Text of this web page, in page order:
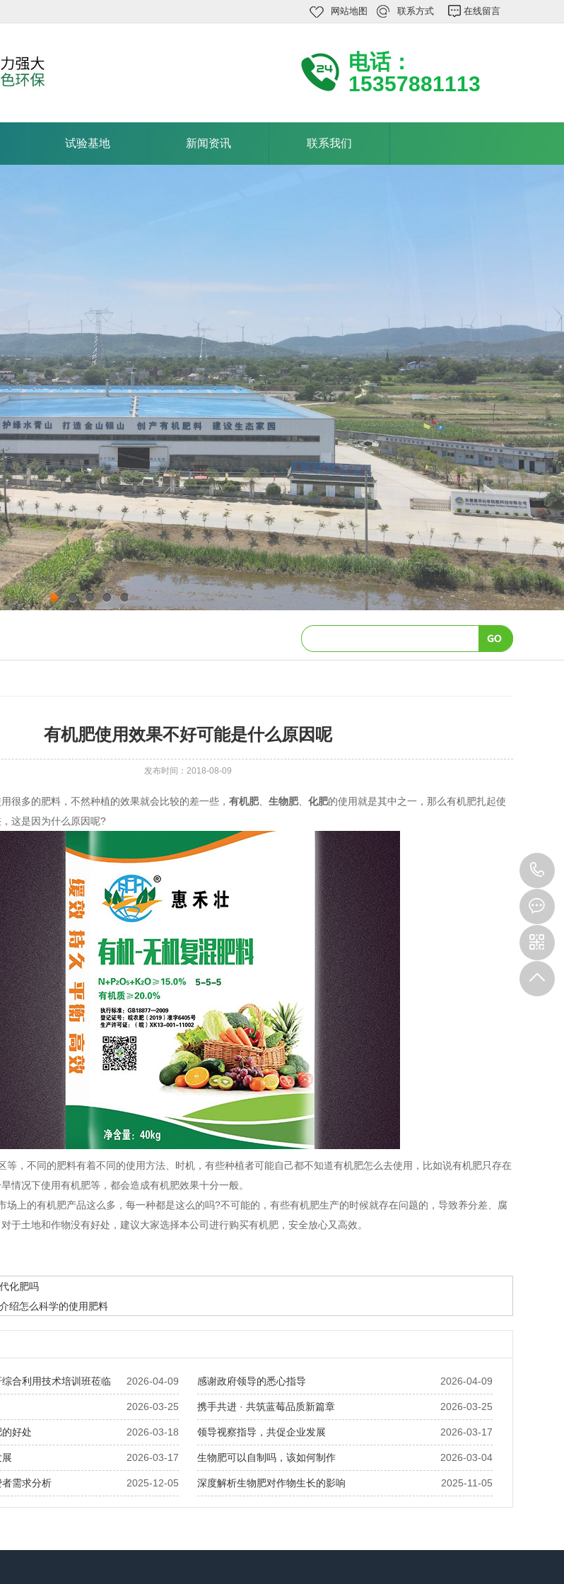
网站地图 联系方式 在线留言
电话：
15357881113
试验基地 新闻资讯 联系我们
1 2 3 4 5
有机肥使用效果不好可能是什么原因呢
发布时间：2018-08-09
多的肥料，不然种植的效果就会比较的差一些， 有机肥、 生物肥、 化肥的使用就是其中之一，那么有机肥扎起使
这是因为什么原因呢?
，不同的肥料有着不同的使用方法、时机，有些种植者可能自己都不知道有机肥怎么去使用，比如说有机肥只存在
情况下使用有机肥等，都会造成有机肥效果十分一般。
上的有机肥产品这么多，每一种都是这么的吗?不可能的，有些有机肥生产的时候就存在问题的，导致养分差、腐
于土地和作物没有好处，建议大家选择本公司进行购买有机肥，安全放心又高效。
化肥吗
绍怎么科学的使用肥料
2026-04-09
合利用技术培训班莅临 2026-04-09
感谢政府领导的悉心指导
2026-03-25 2026-03-25
携手共进 · 共筑蓝莓品质新篇章
2026-03-18
好处 2026-03-17
领导视察指导，共促企业发展
2026-03-17 2026-03-04
生物肥可以自制吗，该如何制作
2025-12-05
需求分析 2025-11-05
深度解析生物肥对作物生长的影响